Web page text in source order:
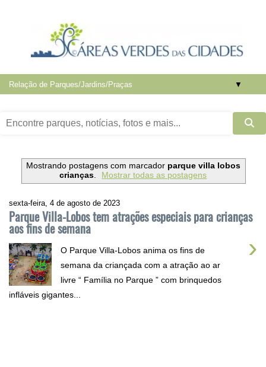
▼
Mostrando postagens com marcador parque villa lobos
crianças. Mostrar todas as postagens
sexta-feira, 4 de agosto de 2023
Parque Villa-Lobos tem atrações especiais para crianças
aos fins de semana
›
O Parque Villa-Lobos anima os fins de
semana da criançada com a atração ao ar
livre “ Família no Parque ” com brinquedos
infláveis gigantes...